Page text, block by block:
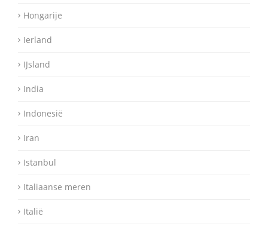
Hongarije
Ierland
IJsland
India
Indonesië
Iran
Istanbul
Italiaanse meren
Italië